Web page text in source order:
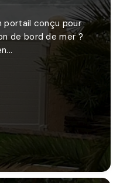
portail conçu pour
de bord de mer ?